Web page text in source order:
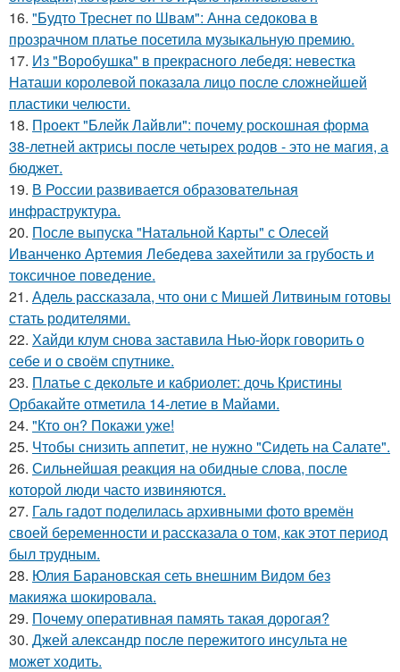
16. "Будто Треснет по Швам": Анна седокова в
прозрачном платье посетила музыкальную премию.
17. Из "Воробушка" в прекрасного лебедя: невестка
Наташи королевой показала лицо после сложнейшей
пластики челюсти.
18. Проект "Блейк Лайвли": почему роскошная форма
38-летней актрисы после четырех родов - это не магия, а
бюджет.
19. В России развивается образовательная
инфраструктура.
20. После выпуска "Натальной Карты" с Олесей
Иванченко Артемия Лебедева захейтили за грубость и
токсичное поведение.
21. Адель рассказала, что они с Мишей Литвиным готовы
стать родителями.
22. Хайди клум снова заставила Нью-йорк говорить о
себе и о своём спутнике.
23. Платье с декольте и кабриолет: дочь Кристины
Орбакайте отметила 14-летие в Майами.
24. "Кто он? Покажи уже!
25. Чтобы снизить аппетит, не нужно "Сидеть на Салате".
26. Сильнейшая реакция на обидные слова, после
которой люди часто извиняются.
27. Галь гадот поделилась архивными фото времён
своей беременности и рассказала о том, как этот период
был трудным.
28. Юлия Барановская сеть внешним Видом без
макияжа шокировала.
29. Почему оперативная память такая дорогая?
30. Джей александр после пережитого инсульта не
может ходить.